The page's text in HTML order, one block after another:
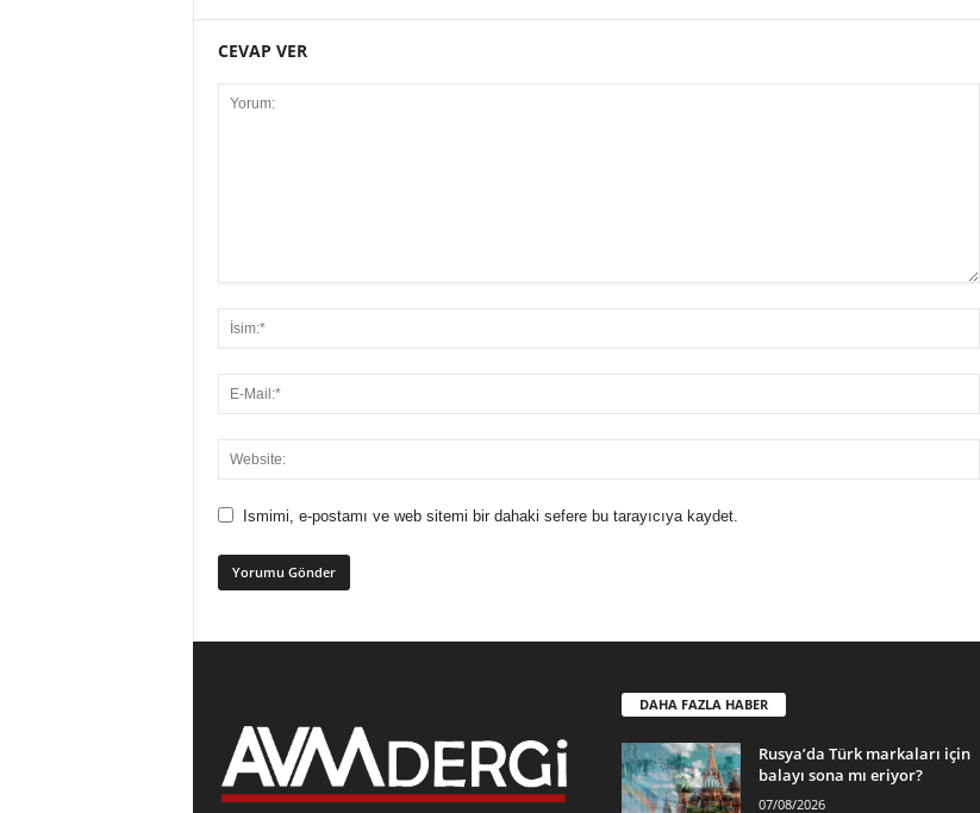
CEVAP VER
Ismimi, e-postamı ve web sitemi bir dahaki sefere bu tarayıcıya kaydet.
DAHA FAZLA HABER
Rusya’da Türk markaları için
balayı sona mı eriyor?
07/08/2026